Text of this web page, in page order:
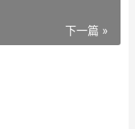
下一篇 »